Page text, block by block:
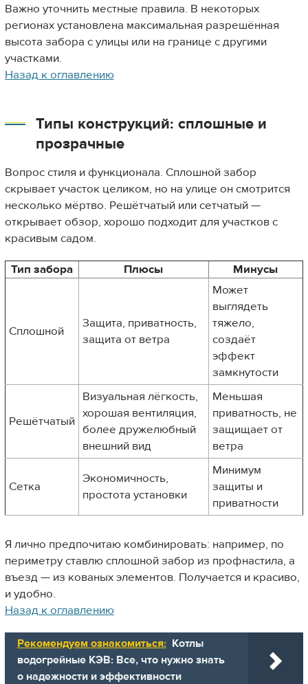
Важно уточнить местные правила. В некоторых
регионах установлена максимальная разрешённая
высота забора с улицы или на границе с другими
участками.
Назад к оглавлению
Типы конструкций: сплошные и
прозрачные
Вопрос стиля и функционала. Сплошной забор
скрывает участок целиком, но на улице он смотрится
несколько мёртво. Решётчатый или сетчатый —
открывает обзор, хорошо подходит для участков с
красивым садом.
Тип забора Плюсы Минусы
Сплошной
Защита, приватность,
защита от ветра
Может
выглядеть
тяжело,
создаёт
эффект
замкнутости
Решётчатый
Визуальная лёгкость,
хорошая вентиляция,
более дружелюбный
внешний вид
Меньшая
приватность, не
защищает от
ветра
Сетка
Экономичность,
простота установки
Минимум
защиты и
приватности
Я лично предпочитаю комбинировать: например, по
периметру ставлю сплошной забор из профнастила, а
въезд — из кованых элементов. Получается и красиво,
и удобно.
Назад к оглавлению
Рекомендуем ознакомиться: Котлы
водогрейные КЭВ: Все, что нужно знать
о надежности и эффективности